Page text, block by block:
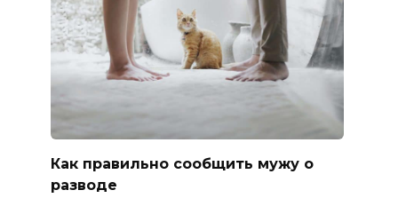
Как правильно сообщить мужу о
разводе